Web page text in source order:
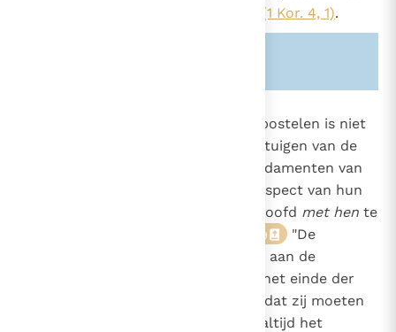
(1 Kor. 4, 1).
Een aspect van de taak van de apostelen is niet
overdraagbaar: de uitgekozen getuigen van de
verrijzenis van de Heer en de fundamenten van
de Kerk te zijn. Maar een ander aspect van hun
taak blijft, Christus heeft hun beloofd met hen te
9
"De
goddelijke zending door Christus aan de
apostelen toevertrouwd, zal tot het einde der
tijden duren, want het Evangelie dat zij moeten
doorgeven, is voor de Kerk voor altijd het